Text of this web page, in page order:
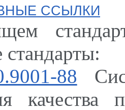
ССЫЛКИ
88